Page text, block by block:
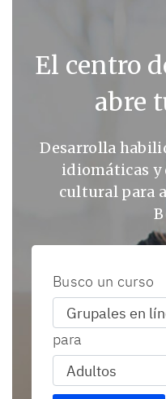
El centro
abre
Desarrolla
idiomáticas
cultural para
Busco un curso
para